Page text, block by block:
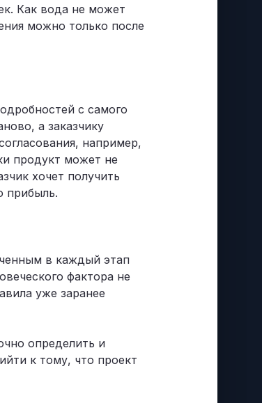
Как вода не может
можно только после
с самого
а заказчику
например,
продукт может не
хочет получить
прибыль.
в каждый этап
фактора не
уже заранее
определить и
к тому, что проект